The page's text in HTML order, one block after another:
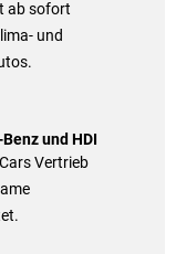
ab sofort
und
und HDI
Vertrieb